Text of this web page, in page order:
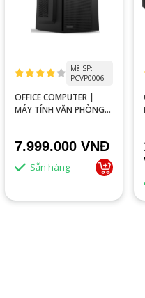
Mã SP:
PCVP0006
OFFICE COMPUTER |
MÁY TÍNH VĂN PHÒNG
7.999.000 VNĐ
Sẵn hàng